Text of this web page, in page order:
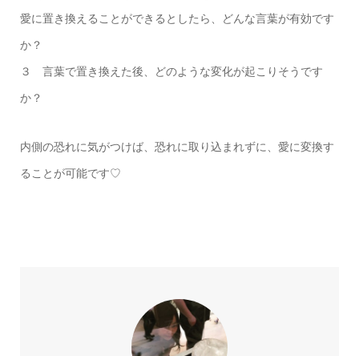
愛に置き換えることができるとしたら、どんな言葉が有効です
か？
３ 言葉で置き換えた後、どのような変化が起こりそうです
か？
内側の恐れに気がつけば、恐れに取り込まれずに、愛に変換す
ることが可能です♡